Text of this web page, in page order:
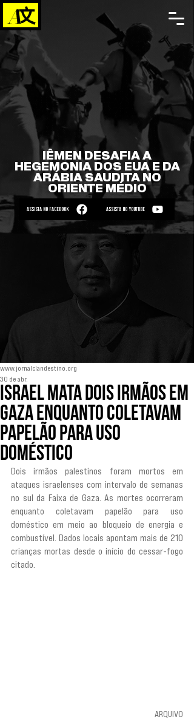
IÊMEN DESAFIA A
HEGEMONIA DOS EUA E DA
ARÁBIA SAUDITA NO
ORIENTE MÉDIO
ASSISTA NO FACEBOOK ASSISTA NO YOUTUBE
Israel mata dois irmãos em
Gaza enquanto coletavam
papelão para uso
doméstico
www.jornalclandestino.org
30 de abr.
Dois irmãos palestinos foram mortos em
ataques israelenses com intervalo de semanas
no sul da Faixa de Gaza. As mortes ocorreram
enquanto coletavam papelão para uso
doméstico em meio ao bloqueio de energia e
combustível. Dados locais apontam mais de 210
crianças mortas desde o início do cessar-fogo
citado.
ARQUIVO